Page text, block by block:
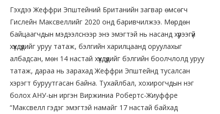
Гэхдээ Жеффри Эпштейний Британийн загвар өмсөгч
Гислейн Максвеллийг 2020 онд баривчилжээ. Мөрдөн
байцаагчдын мэдээлснээр энэ эмэгтэй нь насанд хүрээгүй
хүүхдүүдийг уруу татаж, бэлгийн харилцаанд оруулахыг
албадсан, мөн 14 настай хүүхдүүдийг бэлгийн боолчлолд уруу
татаж, дараа нь зарахад Жеффри Эпштейнд тусалсан
хэрэгт буруутгасан байна. Тухайлбал, хохирогчдын нэг
болох АНУ-ын иргэн Виржиниа Робертс-Жиуффре
“Максвелл гэдэг эмэгтэй намайг 17 настай байхад